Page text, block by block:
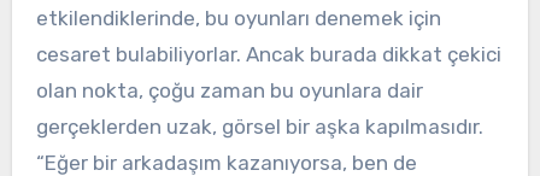
etkilendiklerinde, bu oyunları denemek için
cesaret bulabiliyorlar. Ancak burada dikkat çekici
olan nokta, çoğu zaman bu oyunlara dair
gerçeklerden uzak, görsel bir aşka kapılmasıdır.
“Eğer bir arkadaşım kazanıyorsa, ben de